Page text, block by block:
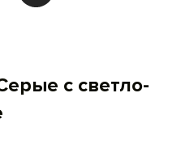
с светло-